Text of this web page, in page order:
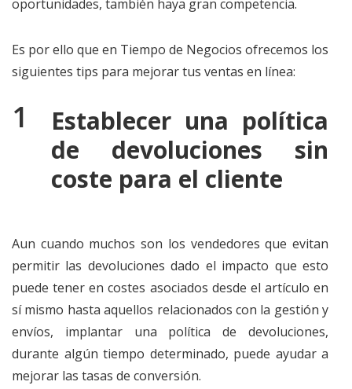
oportunidades, también haya gran competencia.
Es por ello que en Tiempo de Negocios ofrecemos los
siguientes tips para mejorar tus ventas en línea:
Establecer una política
de devoluciones sin
coste para el cliente
Aun cuando muchos son los vendedores que evitan
permitir las devoluciones dado el impacto que esto
puede tener en costes asociados desde el artículo en
sí mismo hasta aquellos relacionados con la gestión y
envíos, implantar una política de devoluciones,
durante algún tiempo determinado, puede ayudar a
mejorar las tasas de conversión.